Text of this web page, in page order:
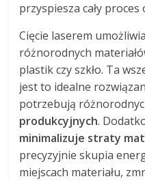
przyspiesza cały proces
Cięcie laserem
różnorodnych
plastik czy szkło. Ta
jest to idealne
potrzebują
produkcyjnych.
minimalizuje straty
precyzyjnie skupia
miejscach materiału,